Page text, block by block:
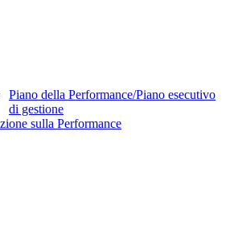
Piano della Performance/Piano esecutivo
di gestione
sulla Performance